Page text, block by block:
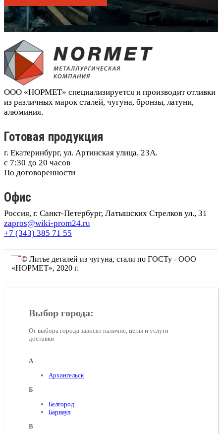
ООО «НОРМЕТ» специализируется и производит отливки
из различных марок сталей, чугуна, бронзы, латуни,
алюминия.
Готовая продукция
г. Екатеринбург, ул. Артинская улица, 23А.
с 7:30 до 20 часов
По договоренности
Офис
Россия, г. Санкт-Петербург, Латышских Стрелков ул., 31
zapros@wiki-prom24.ru
+7 (343) 385 71 55
Разработано в JESITE© Литье деталей из чугуна, стали по ГОСТу - ООО
«НОРМЕТ», 2020 г.
Выбор города:
От выбора города зависят наличие, цены и услуги
доставки
А
Архангельск
Б
Белгород
Барнаул
В